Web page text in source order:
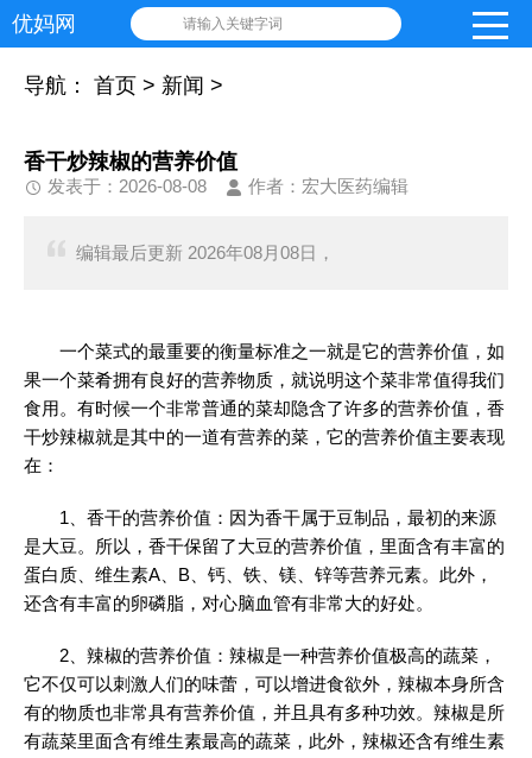
优妈网 请输入关键字词
导航： 首页 > 新闻 >
香干炒辣椒的营养价值
发表于：2026-08-08 作者：宏大医药编辑
编辑最后更新 2026年08月08日，
一个菜式的最重要的衡量标准之一就是它的营养价值，如
果一个菜肴拥有良好的营养物质，就说明这个菜非常值得我们
食用。有时候一个非常普通的菜却隐含了许多的营养价值，香
干炒辣椒就是其中的一道有营养的菜，它的营养价值主要表现
在：
1、香干的营养价值：因为香干属于豆制品，最初的来源
是大豆。所以，香干保留了大豆的营养价值，里面含有丰富的
蛋白质、维生素A、B、钙、铁、镁、锌等营养元素。此外，
还含有丰富的卵磷脂，对心脑血管有非常大的好处。
2、辣椒的营养价值：辣椒是一种营养价值极高的蔬菜，
它不仅可以刺激人们的味蕾，可以增进食欲外，辣椒本身所含
有的物质也非常具有营养价值，并且具有多种功效。辣椒是所
有蔬菜里面含有维生素最高的蔬菜，此外，辣椒还含有维生素